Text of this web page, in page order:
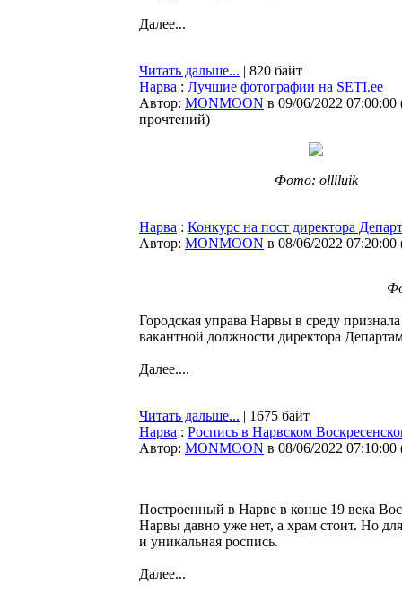
Далее...
Читать дальше... | 820 байт
Нарва : Лучшие фотографии на SETI.ee
Автор: MONMOON в 09/06/2022 07:00:00
прочтений)
Фото: olliluik
Нарва : Конкурс на пост директора
Автор: MONMOON в 08/06/2022 07:20:00
Городская управа Нарвы в среду
вакантной должности директора
Далее....
Читать дальше... | 1675 байт
Нарва : Роспись в Нарвском
Автор: MONMOON в 08/06/2022 07:10:00
Построенный в Нарве в конце 19 века
Нарвы давно уже нет, а храм стоит. Но
и уникальная роспись.
Далее...